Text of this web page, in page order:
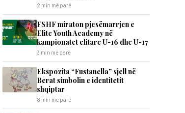
2 min më parë
FSHF miraton pjesëmarrjen e
Elite Youth Academy në
kampionatet elitare U-16 dhe U-17
3 min më parë
Ekspozita “Fustanella” sjell në
Berat simbolin e identitetit
shqiptar
8 min më parë